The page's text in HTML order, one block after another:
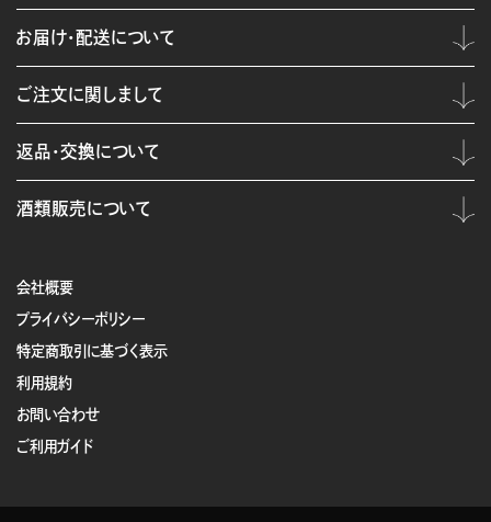
会社概要
プライバシーポリシー
特定商取引に基づく表示
利用規約
お問い合わせ
ご利用ガイド
お届け・配送について
ご注文に関しまして
返品・交換について
酒類販売について